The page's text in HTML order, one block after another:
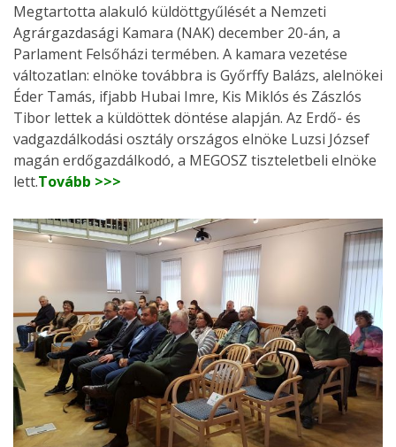
Megtartotta alakuló küldöttgyűlését a Nemzeti
Agrárgazdasági Kamara (NAK) december 20-án, a
Parlament Felsőházi termében. A kamara vezetése
változatlan: elnöke továbbra is Győrffy Balázs, alelnökei
Éder Tamás, ifjabb Hubai Imre, Kis Miklós és Zászlós
Tibor lettek a küldöttek döntése alapján. Az Erdő- és
vadgazdálkodási osztály országos elnöke Luzsi József
magán erdőgazdálkodó, a MEGOSZ tiszteletbeli elnöke
lett.Tovább >>>